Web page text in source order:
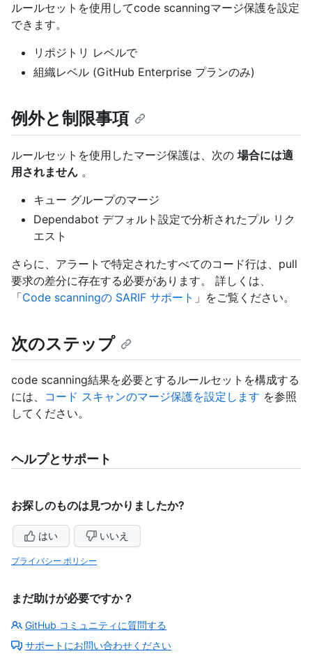
ルールセットを使用してcode scanningマージ保護を設定
できます。
リポジトリ レベルで
組織レベル (GitHub Enterprise プランのみ)
例外と制限事項
ルールセットを使用したマージ保護は、次の 場合には適
用されません 。
キュー グループのマージ
Dependabot デフォルト設定で分析されたプル リク
エスト
さらに、アラートで特定されたすべてのコード行は、pull
要求の差分に存在する必要があります。 詳しくは、
「Code scanningの SARIF サポート 」をご覧ください。
次のステップ
code scanning結果を必要とするルールセットを構成する
には、 コード スキャンのマージ保護を設定します を参照
してください。
ヘルプとサポート
お探しのものは見つかりましたか?
はい いいえ
プライバシー ポリシー
まだ助けが必要ですか？
GitHub コミュニティに質問する
サポートにお問い合わせください